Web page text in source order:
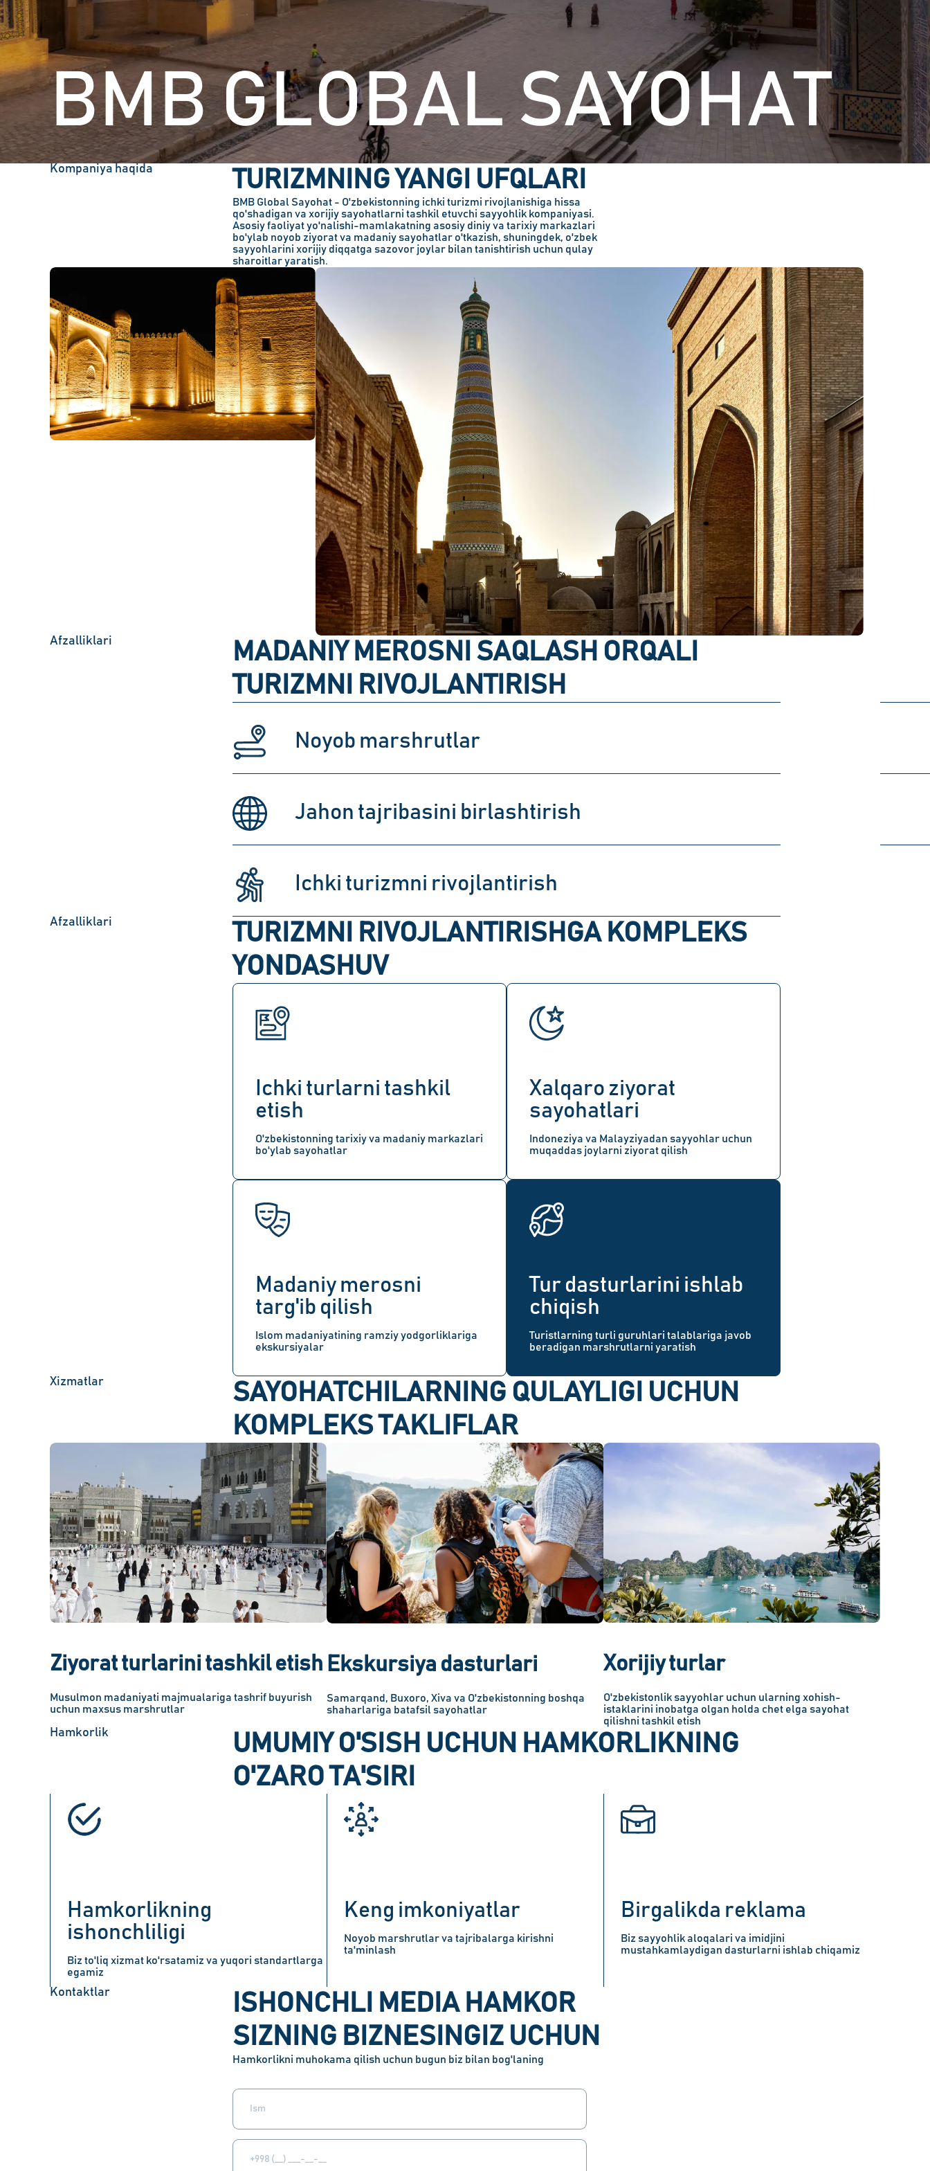
BMB GLOBAL SAYOHAT
Kompaniya haqida TURIZMNING YANGI UFQLARI
BMB Global Sayohat - O'zbekistonning ichki turizmi rivojlanishiga hissa
qo'shadigan va xorijiy sayohatlarni tashkil etuvchi sayyohlik kompaniyasi.
Asosiy faoliyat yo'nalishi-mamlakatning asosiy diniy va tarixiy markazlari
bo'ylab noyob ziyorat va madaniy sayohatlar o'tkazish, shuningdek, o'zbek
sayyohlarini xorijiy diqqatga sazovor joylar bilan tanishtirish uchun qulay
sharoitlar yaratish.
Afzalliklari
MADANIY MEROSNI SAQLASH ORQALI
TURIZMNI RIVOJLANTIRISH
Noyob marshrutlar
Jahon tajribasini birlashtirish
Ichki turizmni rivojlantirish
Afzalliklari
TURIZMNI RIVOJLANTIRISHGA KOMPLEKS
YONDASHUV
Ichki turlarni tashkil
etish
O'zbekistonning tarixiy va madaniy markazlari
bo'ylab sayohatlar
Xalqaro ziyorat
sayohatlari
Indoneziya va Malayziyadan sayyohlar uchun
muqaddas joylarni ziyorat qilish
Madaniy merosni
targ'ib qilish
Islom madaniyatining ramziy yodgorliklariga
ekskursiyalar
Tur dasturlarini ishlab
chiqish
Turistlarning turli guruhlari talablariga javob
beradigan marshrutlarni yaratish
Xizmatlar​
SAYOHATCHILARNING QULAYLIGI UCHUN
KOMPLEKS TAKLIFLAR
Ziyorat turlarini tashkil etish
Musulmon madaniyati majmualariga tashrif buyurish
uchun maxsus marshrutlar
Ekskursiya dasturlari
Samarqand, Buxoro, Xiva va O'zbekistonning boshqa
shaharlariga batafsil sayohatlar
Xorijiy turlar
O'zbekistonlik sayyohlar uchun ularning xohish-
istaklarini inobatga olgan holda chet elga sayohat
qilishni tashkil etish
Hamkorlik
UMUMIY O'SISH UCHUN HAMKORLIKNING
O'ZARO TA'SIRI
Hamkorlikning
ishonchliligi
Biz to'liq xizmat ko'rsatamiz va yuqori standartlarga
egamiz
Keng imkoniyatlar
Noyob marshrutlar va tajribalarga kirishni
ta'minlash
Birgalikda reklama
Biz sayyohlik aloqalari va imidjini
mustahkamlaydigan dasturlarni ishlab chiqamiz
Kontaktlar
ISHONCHLI MEDIA HAMKOR
SIZNING BIZNESINGIZ UCHUN
Hamkorlikni muhokama qilish uchun bugun biz bilan bog'laning